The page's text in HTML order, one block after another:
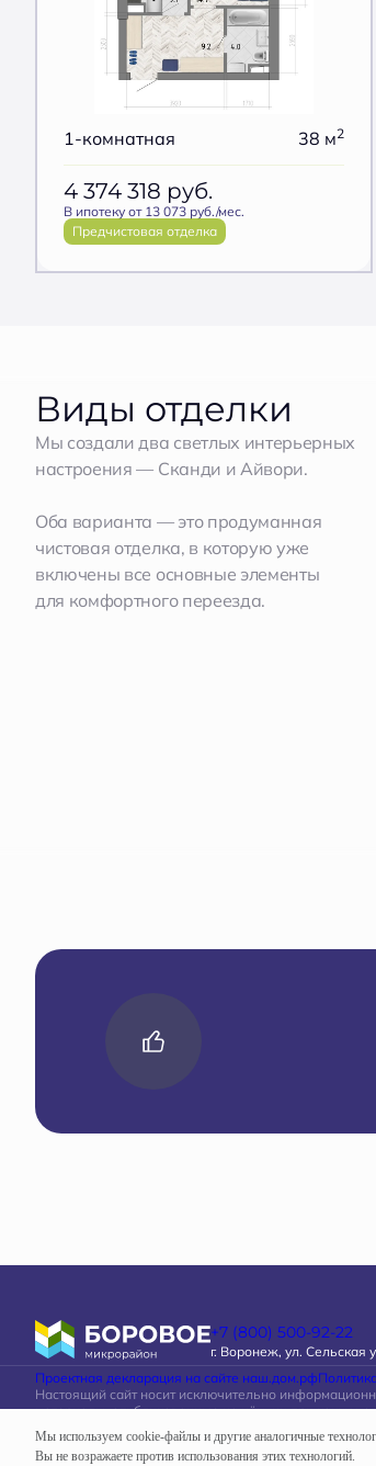
1-комнатная 38 м2
4 374 318 руб.
В ипотеку от 13 073 руб./мес.
Предчистовая отделка
Виды отделки
Мы создали два светлых интерьерных
настроения — Сканди и Айвори.
Оба варианта — это продуманная
чистовая отделка, в которую уже
включены все основные элементы
для комфортного переезда.
+7 (800) 500-92-22
г. Воронеж, ул. Сельская
Проектная декларация на сайте наш.дом.рф
Настоящий сайт носит исключительно
материалы, опубликованные на нём, ни при каких
определяемой положениями статьи 437
Мы используем cookie-файлы и другие аналогичные
Вы не возражаете против использования этих технологий.